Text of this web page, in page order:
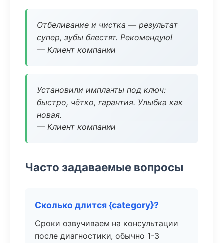
Отбеливание и чистка — результат
супер, зубы блестят. Рекомендую!
— Клиент компании
Установили импланты под ключ:
быстро, чётко, гарантия. Улыбка как
новая.
— Клиент компании
Часто задаваемые вопросы
Сколько длится {category}?
Сроки озвучиваем на консультации
после диагностики, обычно 1-3